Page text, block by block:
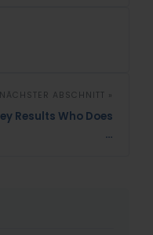
NÄCHSTER ABSCHNITT »
Results Who Does
…